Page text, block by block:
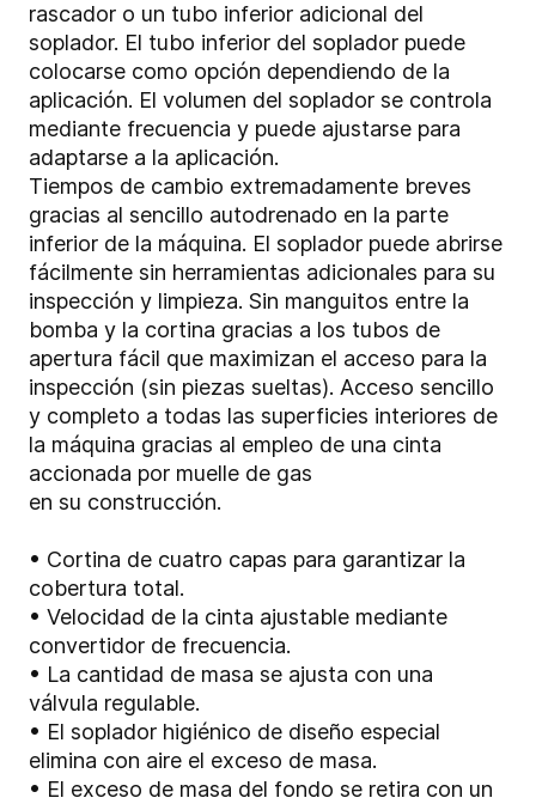
rascador o un tubo inferior adicional del
soplador. El tubo inferior del soplador puede
colocarse como opción dependiendo de la
aplicación. El volumen del soplador se controla
mediante frecuencia y puede ajustarse para
adaptarse a la aplicación.
Tiempos de cambio extremadamente breves
gracias al sencillo autodrenado en la parte
inferior de la máquina. El soplador puede abrirse
fácilmente sin herramientas adicionales para su
inspección y limpieza. Sin manguitos entre la
bomba y la cortina gracias a los tubos de
apertura fácil que maximizan el acceso para la
inspección (sin piezas sueltas). Acceso sencillo
y completo a todas las superficies interiores de
la máquina gracias al empleo de una cinta
accionada por muelle de gas
en su construcción.
• Cortina de cuatro capas para garantizar la
cobertura total.
• Velocidad de la cinta ajustable mediante
convertidor de frecuencia.
• La cantidad de masa se ajusta con una
válvula regulable.
• El soplador higiénico de diseño especial
elimina con aire el exceso de masa.
• El exceso de masa del fondo se retira con un